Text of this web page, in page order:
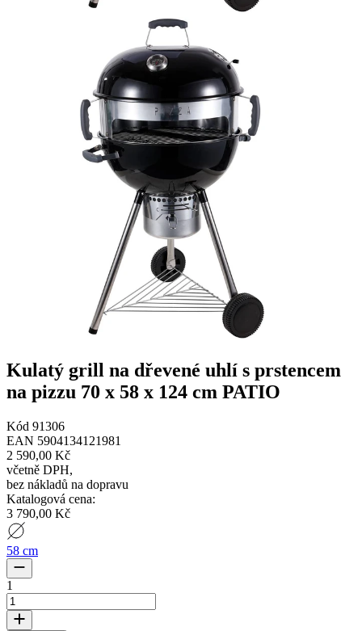
Kulatý grill na dřevené uhlí s prstencem
na pizzu 70 x 58 x 124 cm PATIO
Kód 91306
EAN 5904134121981
2 590,00 Kč
včetně DPH,
bez nákladů na dopravu
Katalogová cena:
3 790,00 Kč
58 cm
1